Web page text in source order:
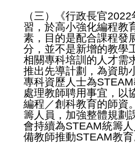
（三）《行政長官
習，於高小強化編程教
素，目的是配合課程發
分，並不是新增的教學
相關專科培訓的人才需
推出先導計劃，為資助
專科資歷人士為
處理教師聘用事宜，以
編程／創科教育的師資
籌人員，加強整體規劃
會持續為STEAM統籌
備教師推動STEAM教